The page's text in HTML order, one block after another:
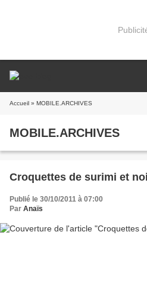
Accueil » MOBILE.ARCHIVES
MOBILE.ARCHIVES
Croquettes de surimi et
Publié le 30/10/2011 à 07:00
Par Anaïs